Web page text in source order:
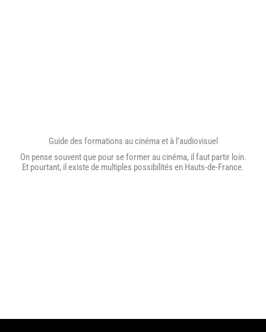
Guide des formations au cinéma et à l’audiovisuel
On pense souvent que pour se former au cinéma, il faut partir loin.
Et pourtant, il existe de multiples possibilités en Hauts-de-France.